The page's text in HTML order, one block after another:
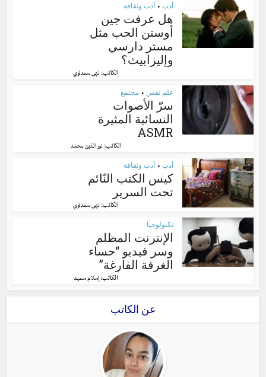
أدب • أدب وثقافة
هل عرفت جين
أوستن الحب مثل
مستر دارسي
وإليزابيث؟
الكاتب: نهى سعداوي
علم نفس • مجتمع
سرّ الأصوات
النسائية المثيرة
ASMR
الكاتب:نور الدّين محمّد
أدب • أدب وثقافة
كيس الكتب النّائم
تحت السرير
الكاتب: نهى سعداوي
تكنولوجيا
الإنترنت المظلم
وسر فيديو “حساء
الغرفة الفارغة”
الكاتب: إسلام سعيد
عن الكاتب